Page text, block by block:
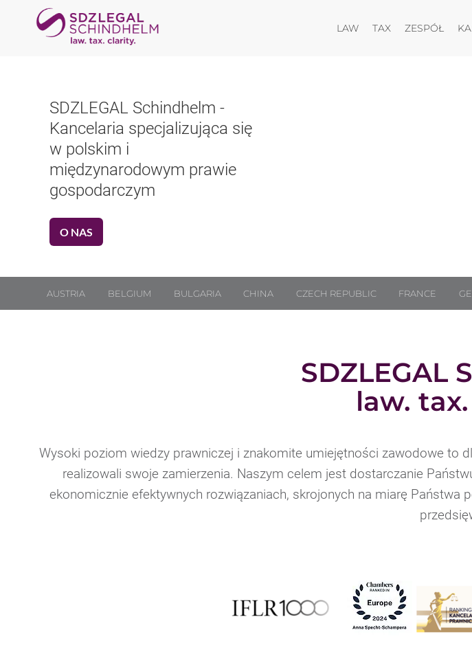
LAWOtwórz menu
TAXOtwórz menu
ZESPÓŁ
E-platforma dla sygnalistów
Zgłaszanie naruszeń pod
prawną ochroną
AUSTRIA BELGIUM BULGARIA CHINA CZECH REPUBLIC FRANCE
SDZLEGAL
law.
Wysoki poziom wiedzy prawniczej i znakomite umiejętności zawodowe to
realizowali swoje zamierzenia. Naszym celem jest dostarczanie
ekonomicznie efektywnych rozwiązaniach, skrojonych na miarę Państwa